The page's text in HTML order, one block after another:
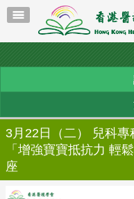
3月22日（二） 兒科
「增強寶寶抵抗力 輕
座